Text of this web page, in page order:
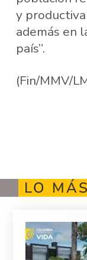
y
además en
país”.
(Fin/MMV/
LO